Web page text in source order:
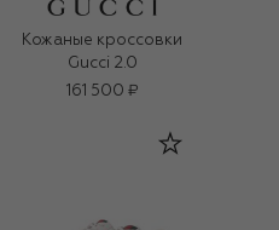
Кожаные кроссовки
Gucci 2.0
161 500 ₽